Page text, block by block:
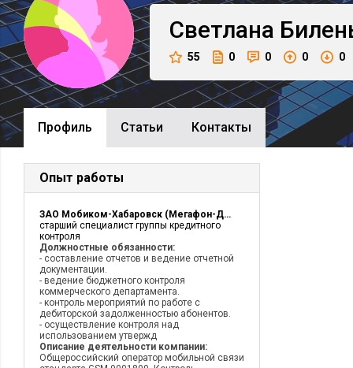
Светлана
55 0 0 0 0
Профиль Cтатьи Контакты
Опыт работы
ЗАО Мобиком-Хабаровск (Мегафон-ДВ)
старший специалист группы кредитного
контроля
Должностные обязанности:
- составление отчетов и ведение отчетной
документации.
- ведение бюджетного контроля
коммерческого департамента.
- контроль мероприятий по работе с
дебиторской задолженностью абонентов.
- осуществление контроля над
использованием утвержд
Описание деятельности компании:
Общероссийский оператор мобильной связи